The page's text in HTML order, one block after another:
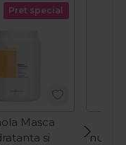
Pret special
Masca
si